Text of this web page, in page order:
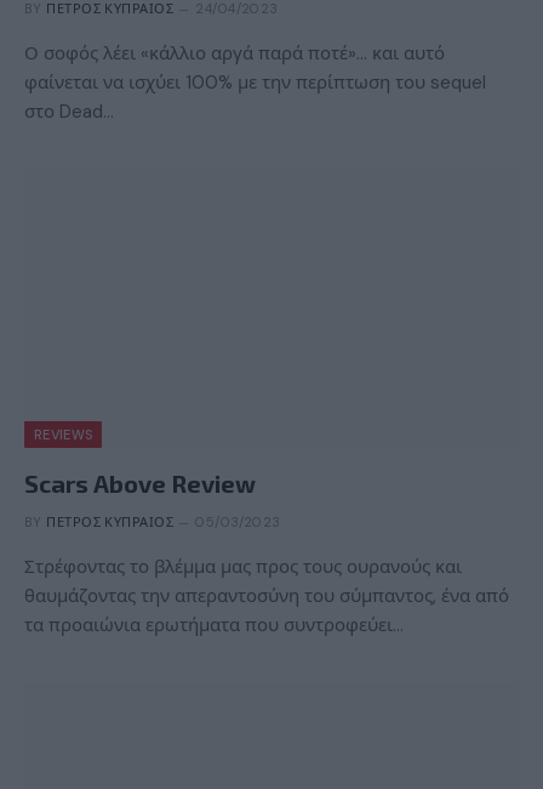
BY ΠΈΤΡΟΣ ΚΥΠΡΑΊΟΣ 24/04/2023
Ο σοφός λέει «κάλλιο αργά παρά ποτέ»… και αυτό
φαίνεται να ισχύει 100% με την περίπτωση του sequel
στο Dead…
REVIEWS
Scars Above Review
BY ΠΈΤΡΟΣ ΚΥΠΡΑΊΟΣ 05/03/2023
Στρέφοντας το βλέμμα μας προς τους ουρανούς και
θαυμάζοντας την απεραντοσύνη του σύμπαντος, ένα από
τα προαιώνια ερωτήματα που συντροφεύει…